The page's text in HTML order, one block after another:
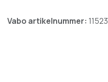
Vabo artikelnummer: 11523